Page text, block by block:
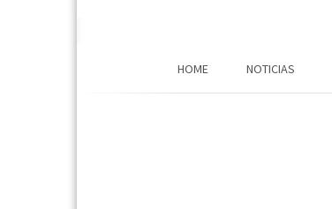
HOME NOTICIAS